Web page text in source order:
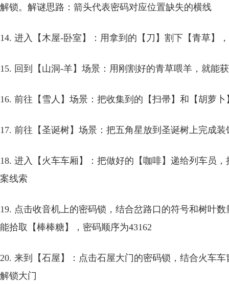
解锁。解谜思路：箭头代表密码对应位置缺失的横线
14. 进入【木屋-卧室】：用拿到的【刀】割下【青草】
15. 回到【山洞-羊】场景：用刚割好的青草喂羊，就能
16. 前往【雪人】场景：把收集到的【扫帚】和【胡萝
17. 前往【圣诞树】场景：把五角星放到圣诞树上完成装
18. 进入【火车车厢】：把做好的【咖啡】递给列车员
案线索
19. 点击收音机上的密码锁，结合岔路口的符号和树叶
能拾取【棒棒糖】，密码顺序为43162
20. 来到【石屋】：点击石屋大门的密码锁，结合火车
解锁大门